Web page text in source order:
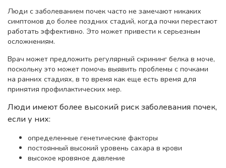
Люди с заболеванием почек часто не замечают никаких
симптомов до более поздних стадий, когда почки перестают
работать эффективно. Это может привести к серьезным
осложнениям.
Врач может предложить регулярный скрининг белка в моче,
поскольку это может помочь выявить проблемы с почками
на ранних стадиях, в то время как еще есть время для
принятия профилактических мер.
Люди имеют более высокий риск заболевания почек,
если у них:
определенные генетические факторы
постоянный высокий уровень сахара в крови
высокое кровяное давление